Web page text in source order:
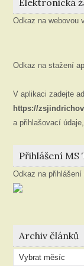
Elektronická
Odkaz na webovou
Odkaz na stažení
V aplikaci zadejte
https://
a přihlašovací
Přihlášení MS
Odkaz na
Archiv článků
Archiv